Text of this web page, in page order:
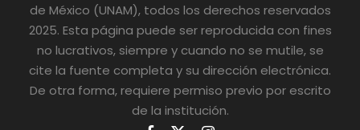
de México (UNAM), todos los derechos reservados
2025. Esta página puede ser reproducida con fines
no lucrativos, siempre y cuando no se mutile, se
cite la fuente completa y su dirección electrónica.
De otra forma, requiere permiso previo por escrito
de la institución.